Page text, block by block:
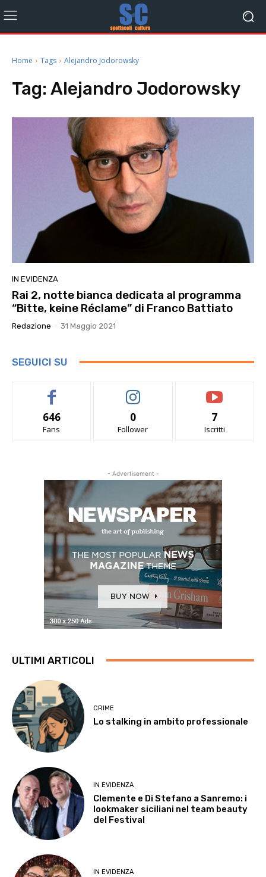
Home Tags Alejandro Jodorowsky
Tag: Alejandro Jodorowsky
IN EVIDENZA
Rai 2, notte bianca dedicata al programma
“Bitte, keine Réclame” di Franco Battiato
Redazione - 31 Maggio 2021
SEGUICI SU
646
Fans
0
Follower
7
Iscritti
- Advertisement -
ULTIMI ARTICOLI
CRIME
Lo stalking in ambito professionale
IN EVIDENZA
Clemente e Di Stefano a Sanremo: i
lookmaker siciliani nel team beauty
del Festival
IN EVIDENZA